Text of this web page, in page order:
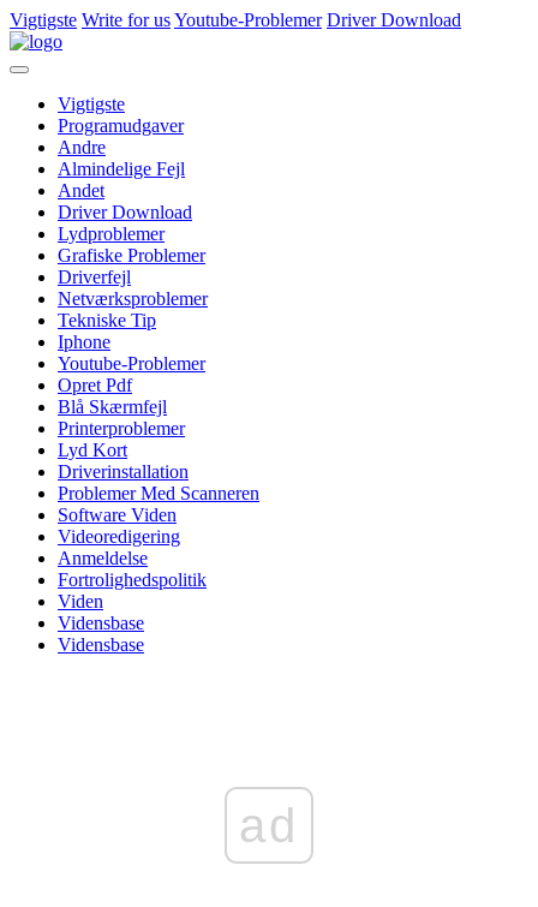
Vigtigste Write for usYoutube-Problemer Driver Download
Vigtigste
Programudgaver
Andre
Almindelige Fejl
Andet
Driver Download
Lydproblemer
Grafiske Problemer
Driverfejl
Netværksproblemer
Tekniske Tip
Iphone
Youtube-Problemer
Opret Pdf
Blå Skærmfejl
Printerproblemer
Lyd Kort
Driverinstallation
Problemer Med Scanneren
Software Viden
Videoredigering
Anmeldelse
Fortrolighedspolitik
Viden
Vidensbase
Vidensbase
ad